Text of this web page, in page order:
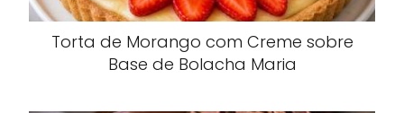
Torta de Morango com Creme sobre
Base de Bolacha Maria